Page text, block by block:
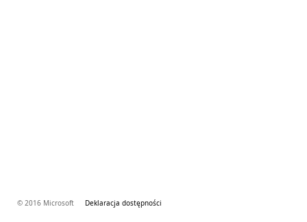
© 2016 Microsoft Deklaracja dostępności